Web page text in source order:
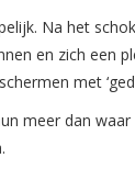
Na het
en zich een
met
meer dan